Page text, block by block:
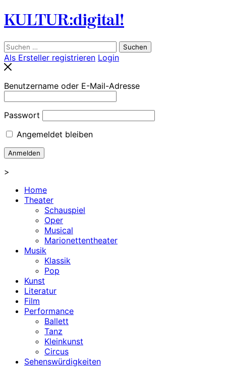
Skip
to
KULTUR:digital!
Suchen
nach:
Als Ersteller registrieren Login
Benutzername oder E-Mail-Adresse
Passwort
Angemeldet bleiben
>
Home
Theater
Schauspiel
Oper
Musical
Marionettentheater
Musik
Klassik
Pop
Kunst
Literatur
Film
Performance
Ballett
Tanz
Kleinkunst
Circus
Sehenswürdigkeiten